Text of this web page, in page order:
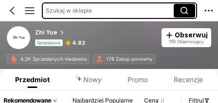
Szukaj w sklepie
Zhi Yue
Sprzedawca 4.82
Obserwuj
159 Obserwujący
4.2K Sprzedanych niedawno 176 Zakup ponowny
Przedmiot Nowy Promo Recenzje
Rekomendowane Najbardziej Popularne Cena Filtruj